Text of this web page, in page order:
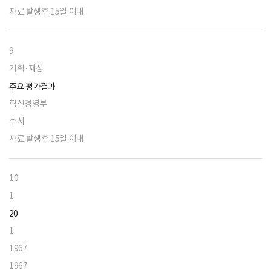
자료 발생후 15일 이내
9
기획·재정
주요 평가결과
혁신경영부
수시
자료 발생후 15일 이내
10
1
20
1
1967
1967